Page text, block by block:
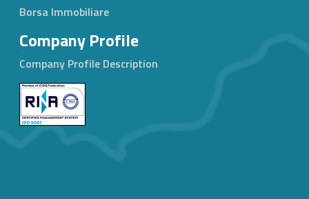
Borsa Immobiliare
Company Profile
Company Profile Description